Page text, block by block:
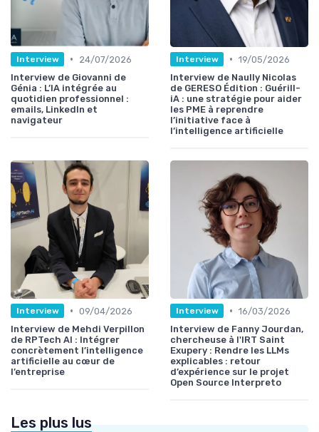
Interview •
24/07/2026
Interview de Giovanni de
Génia : L’IA intégrée au
quotidien professionnel :
emails, LinkedIn et
navigateur
Interview • 19/05/2026
Interview de Naully Nicolas
de GERESO Édition : Guérill-
iA : une stratégie pour aider
les PME à reprendre
l’initiative face à
l’intelligence artificielle
Interview • 09/04/2026
Interview de Mehdi Verpillon
de RPTech AI : Intégrer
concrètement l’intelligence
artificielle au cœur de
l’entreprise
Interview • 16/03/2026
Interview de Fanny Jourdan,
chercheuse à l'IRT Saint
Exupery : Rendre les LLMs
explicables : retour
d’expérience sur le projet
Open Source Interpreto
Les plus lus